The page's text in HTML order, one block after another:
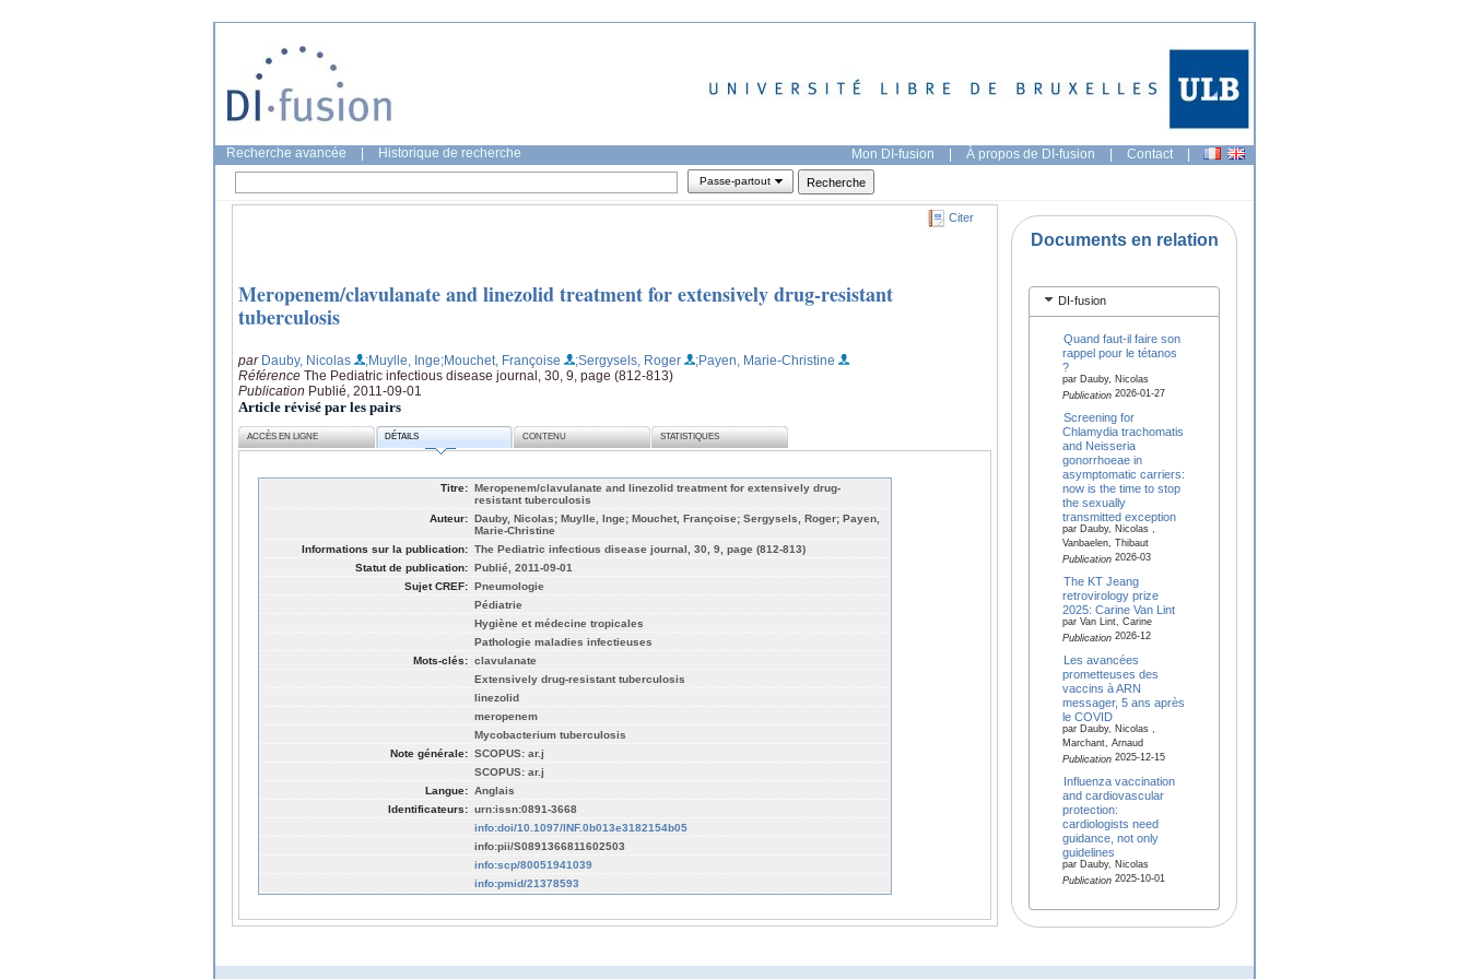
Recherche avancée Historique de recherche Mon DI-fusion | À propos de DI-fusion | Contact |
Passe-partout
Citer
Meropenem/clavulanate and linezolid treatment for extensively drug-resistant
tuberculosis
par Dauby, Nicolas ;Muylle, Inge;Mouchet, Françoise ;Sergysels, Roger
;Payen, Marie-Christine
Référence The Pediatric infectious disease journal, 30, 9, page (812-813)
Publication Publié, 2011-09-01
Article révisé par les pairs
ACCÈS EN LIGNE DÉTAILS CONTENU STATISTIQUES
Titre: Meropenem/clavulanate and linezolid treatment for extensively drug-
resistant tuberculosis
Auteur: Dauby, Nicolas; Muylle, Inge; Mouchet, Françoise; Sergysels, Roger; Payen,
Marie-Christine
Informations sur la publication: The Pediatric infectious disease journal, 30, 9, page (812-813)
Statut de publication: Publié, 2011-09-01
Sujet CREF: Pneumologie
Pédiatrie
Hygiène et médecine tropicales
Pathologie maladies infectieuses
Mots-clés: clavulanate
Extensively drug-resistant tuberculosis
linezolid
meropenem
Mycobacterium tuberculosis
Note générale: SCOPUS: ar.j
SCOPUS: ar.j
Langue: Anglais
Identificateurs: urn:issn:0891-3668
info:doi/10.1097/INF.0b013e3182154b05
info:pii/S0891366811602503
info:scp/80051941039
info:pmid/21378593
Documents en relation
DI-fusion
Quand faut-il faire son
rappel pour le tétanos
?
par Dauby, Nicolas
Publication2026-01-27
Screening for
Chlamydia trachomatis
and Neisseria
gonorrhoeae in
asymptomatic carriers:
now is the time to stop
the sexually
transmitted exception
par Dauby, Nicolas ,
Vanbaelen, Thibaut
Publication2026-03
The KT Jeang
retrovirology prize
2025: Carine Van Lint
par Van Lint, Carine
Publication2026-12
Les avancées
prometteuses des
vaccins à ARN
messager, 5 ans après
le COVID
par Dauby, Nicolas ,
Marchant, Arnaud
Publication2025-12-15
Influenza vaccination
and cardiovascular
protection:
cardiologists need
guidance, not only
guidelines
par Dauby, Nicolas
Publication2025-10-01